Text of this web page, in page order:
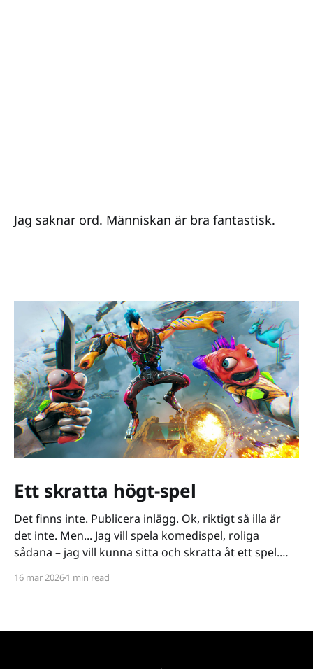
Jag saknar ord. Människan är bra fantastisk.
Ett skratta högt-spel
Det finns inte. Publicera inlägg. Ok, riktigt så illa är
det inte. Men... Jag vill spela komedispel, roliga
sådana – jag vill kunna sitta och skratta åt ett spel.
på ett kiss och bajs-spår eller så lutar de sig på
16 mar 20261 min read